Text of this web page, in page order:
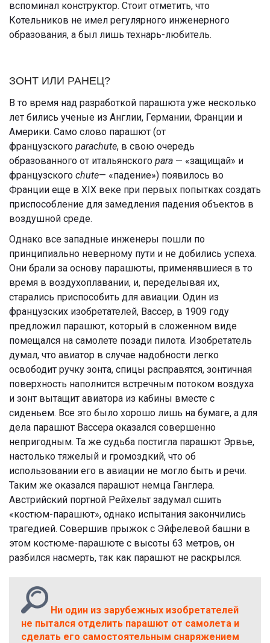
вспоминал конструктор. Стоит отметить, что
Котельников не имел регулярного инженерного
образования, а был лишь технарь-любитель.
ЗОНТ ИЛИ РАНЕЦ?
В то время над разработкой парашюта уже несколько
лет бились ученые из Англии, Германии, Франции и
Америки. Само слово парашют (от
французского раrасhutе, в свою очередь
образованного от итальянского раrа — «защищай» и
французского chute— «падение») появилось во
Франции еще в XIX веке при первых попытках создать
приспособление для замедления падения объектов в
воздушной среде.
Однако все западные инженеры пошли по
принципиально неверному пути и не добились успеха.
Они брали за основу парашюты, применявшиеся в то
время в воздухоплавании, и, переделывая их,
старались приспособить для авиации. Один из
французских изобретателей, Вассер, в 1909 году
предложил парашют, который в сложенном виде
помещался на самолете позади пилота. Изобретатель
думал, что авиатор в случае надобности легко
освободит ручку зонта, спицы расправятся, зонтичная
поверхность наполнится встречным потоком воздуха
и зонт вытащит авиатора из кабины вместе с
сиденьем. Все это было хорошо лишь на бумаге, а для
дела парашют Вассера оказался совершенно
непригодным. Та же судьба постигла парашют Эрвье,
настолько тяжелый и громоздкий, что об
использовании его в авиации не могло быть и речи.
Таким же оказался парашют немца Ганглера.
Австрийский портной Рейхельт задумал сшить
«костюм-парашют», однако испытания закончились
трагедией. Совершив прыжок с Эйфелевой башни в
этом костюме-парашюте с высоты 63 метров, он
разбился насмерть, так как парашют не раскрылся.
Ни один из зарубежных изобретателей
не пытался отделить парашют от самолета и
сделать его самостоятельным снаряжением